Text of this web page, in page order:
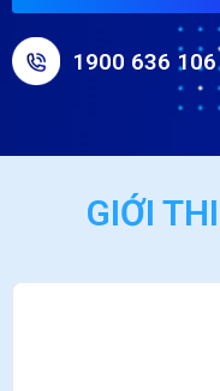
1900 636 106
GIỚI